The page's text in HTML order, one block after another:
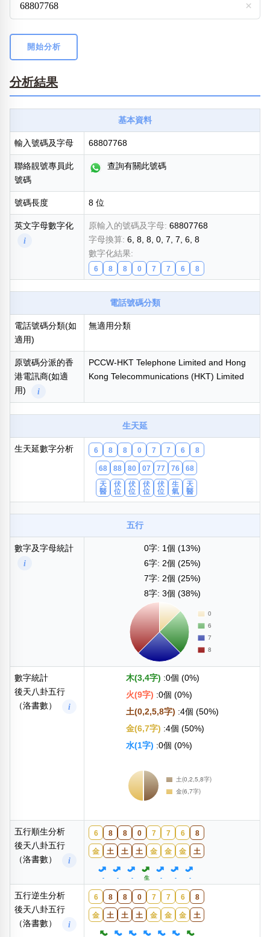
清除全部分類
熱門分類
888尾
999尾 777尾 9字頭
清除全部分類
搜尋
幸運號分類
幸運分類
基本分類
位置分類
包含數字
次數分類
生天延/貴財成
五行
清除全部分類
×
開始分析
分析結果
基本資料
輸入號碼及字母 68807768
聯絡靚號專員此
號碼
查詢有關此號碼
號碼長度 8 位
英文字母數字化
i
原輸入的號碼及字母: 68807768
字母換算: 6, 8, 8, 0, 7, 7, 6, 8
數字化結果:
6 8 8 0 7 7 6 8
電話號碼分類
電話號碼分類(如
適用)
無適用分類
原號碼分派的香
港電訊商(如適
用)
i
PCCW-HKT Telephone Limited and Hong
Kong Telecommunications (HKT) Limited
生天延
生天延數字分析 6 8 8 0 7 7 6 8
68 88 80 07 77 76 68
天
醫
伏
位
伏
位
伏
位
伏
位
生
氣
天
醫
五行
數字及字母統計
i
0字: 1個 (13%)
6字: 2個 (25%)
7字: 2個 (25%)
8字: 3個 (38%)
數字統計
後天八卦五行
（洛書數）
i
木(3,4字) :0個 (0%)
火(9字) :0個 (0%)
土(0,2,5,8字) :4個 (50%)
金(6,7字) :4個 (50%)
水(1字) :0個 (0%)
五行順生分析
後天八卦五行
（洛書數）
i
6 8 8 0 7 7 6 8
金 土 土 土 金 金 金 土
- - - 生 - - -
五行逆生分析
後天八卦五行
（洛書數）
i
6 8 8 0 7 7 6 8
金 土 土 土 金 金 金 土